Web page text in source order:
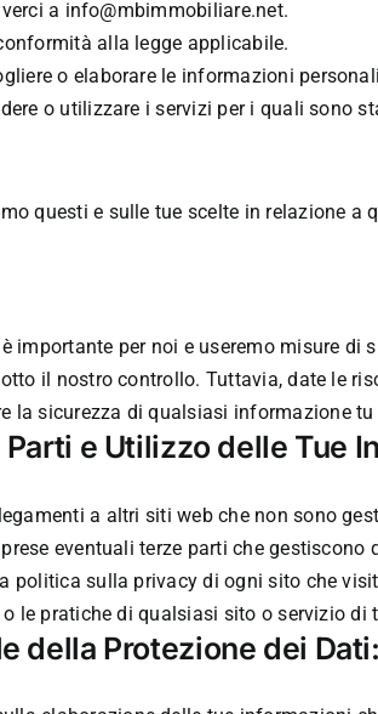
a info@mbimmobiliare.net.
alla legge applicabile.
o elaborare le informazioni
o utilizzare i servizi per i quali sono
questi e sulle tue scelte in relazione
importante per noi e useremo misure di
il nostro controllo. Tuttavia, date le
la sicurezza di qualsiasi informazione
e Utilizzo delle Tue
a altri siti web che non sono
eventuali terze parti che
politica sulla privacy di ogni sito che
le pratiche di qualsiasi sito o servizio di
della Protezione dei Dati: